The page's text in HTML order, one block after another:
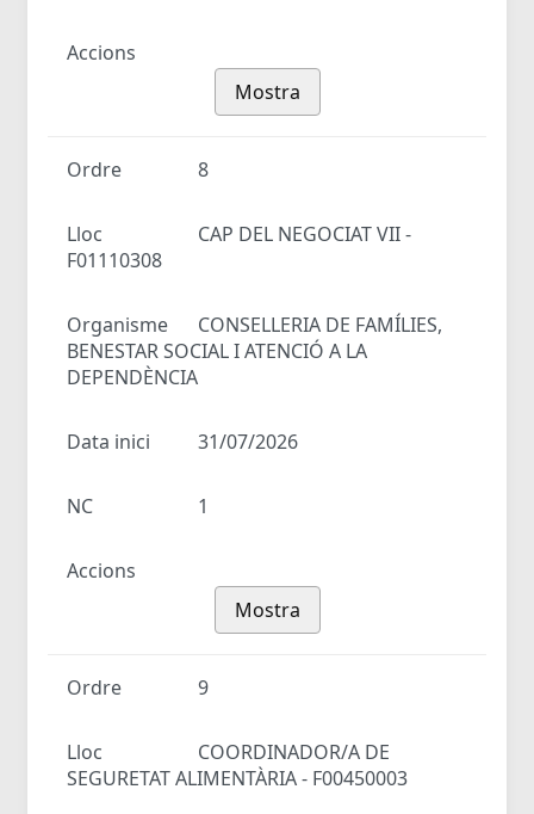
Accions
Mostra
Ordre 8
Lloc
CAP DEL NEGOCIAT VII -
F01110308
Organisme
CONSELLERIA DE FAMÍLIES,
BENESTAR SOCIAL I ATENCIÓ A LA
DEPENDÈNCIA
Data inici 31/07/2026
NC 1
Accions
Mostra
Ordre 9
Lloc
COORDINADOR/A DE
SEGURETAT ALIMENTÀRIA - F00450003